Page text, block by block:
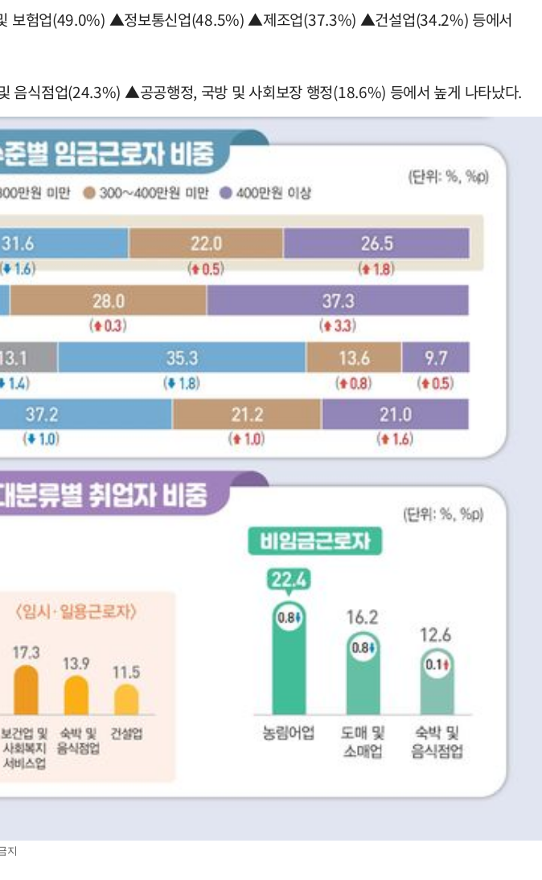
보험업(49.0%) ▲정보통신업(48.5%) ▲제조업(37.3%) ▲건설업(34.2%) 등에서
식점업(24.3%) ▲공공행정, 국방 및 사회보장 행정(18.6%) 등에서 높게 나타났다.
지